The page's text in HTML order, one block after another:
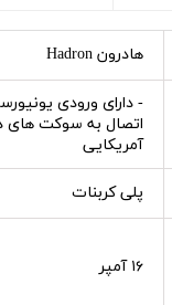
هادرون Hadron
- دارای ورودی
اتصال به سوکت های
آمریکایی
پلی کربنات
۱۶ آمپر